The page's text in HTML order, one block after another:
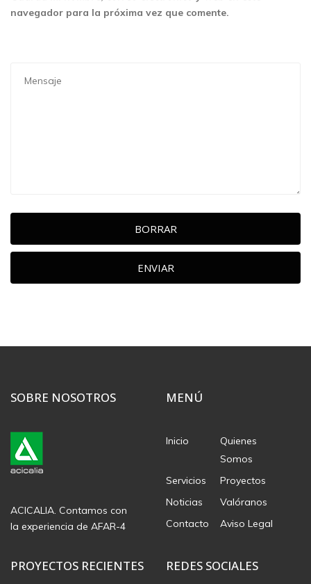
navegador para la próxima vez que comente.
BORRAR
ENVIAR
SOBRE NOSOTROS
ACICALIA. Contamos con
la experiencia de AFAR-4
MENÚ
Inicio
Quienes
Somos
Servicios
Proyectos
Noticias
Valóranos
Contacto
Aviso Legal
PROYECTOS RECIENTES REDES SOCIALES